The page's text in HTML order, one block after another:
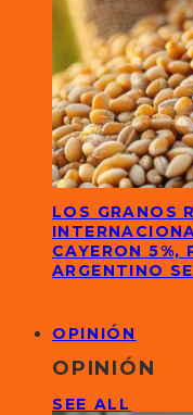
LOS GRANOS
CAYERON 5%,
ARGENTINO
OPINIÓN
OPINIÓN
SEE ALL